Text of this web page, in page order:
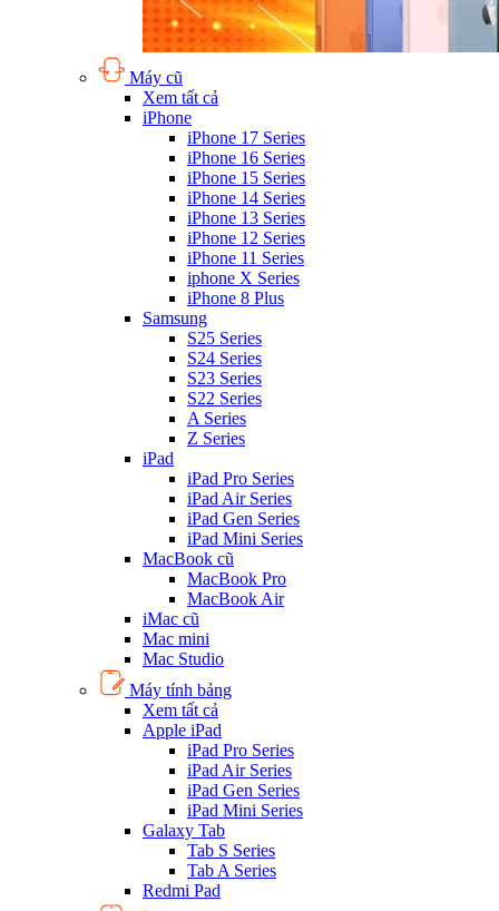
Máy cũ
Xem tất cả
iPhone
iPhone 17 Series
iPhone 16 Series
iPhone 15 Series
iPhone 14 Series
iPhone 13 Series
iPhone 12 Series
iPhone 11 Series
iphone X Series
iPhone 8 Plus
Samsung
S25 Series
S24 Series
S23 Series
S22 Series
A Series
Z Series
iPad
iPad Pro Series
iPad Air Series
iPad Gen Series
iPad Mini Series
MacBook cũ
MacBook Pro
MacBook Air
iMac cũ
Mac mini
Mac Studio
Máy tính bảng
Xem tất cả
Apple iPad
iPad Pro Series
iPad Air Series
iPad Gen Series
iPad Mini Series
Galaxy Tab
Tab S Series
Tab A Series
Redmi Pad